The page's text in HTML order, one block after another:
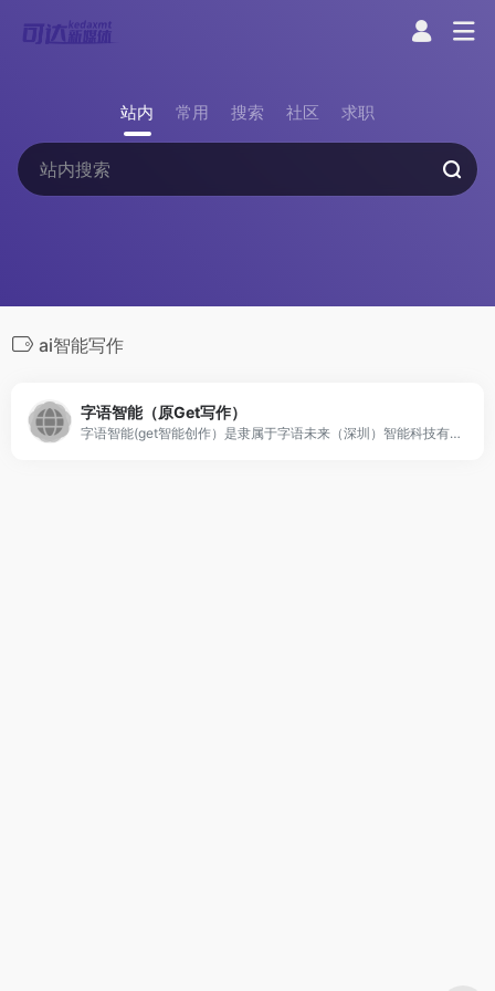
站内 常用 搜索 社区 求职
ai智能写作
字语智能（原Get写作）
字语智能(get智能创作）是隶属于字语未来（深圳）智能科技有限公司旗下品牌，公司专注于智能AI写作，智能创作，AI创作领域。国内较早推出智能写作平台，系统成熟稳定